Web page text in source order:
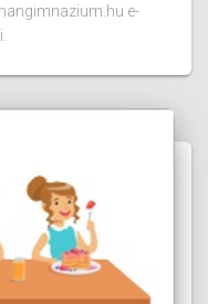
e-